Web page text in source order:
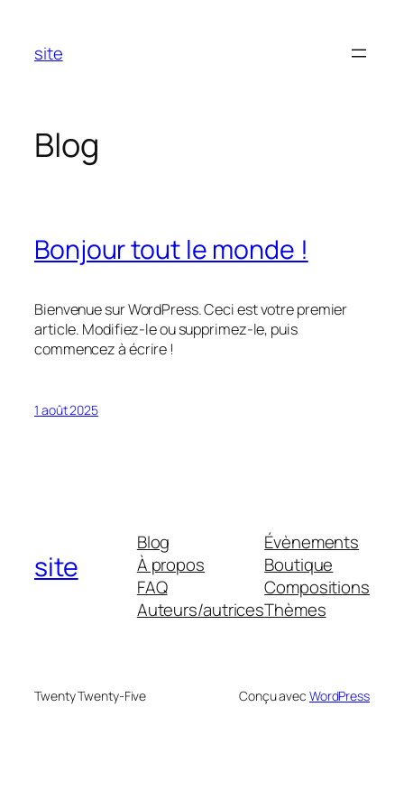
contenu
site
Blog
Bonjour tout le monde !
Bienvenue sur WordPress. Ceci est votre premier
article. Modifiez-le ou supprimez-le, puis
commencez à écrire !
1 août 2025
site
Blog
À propos
FAQ
Auteurs/autrices
Évènements
Boutique
Compositions
Thèmes
Twenty Twenty-Five Conçu avec WordPress